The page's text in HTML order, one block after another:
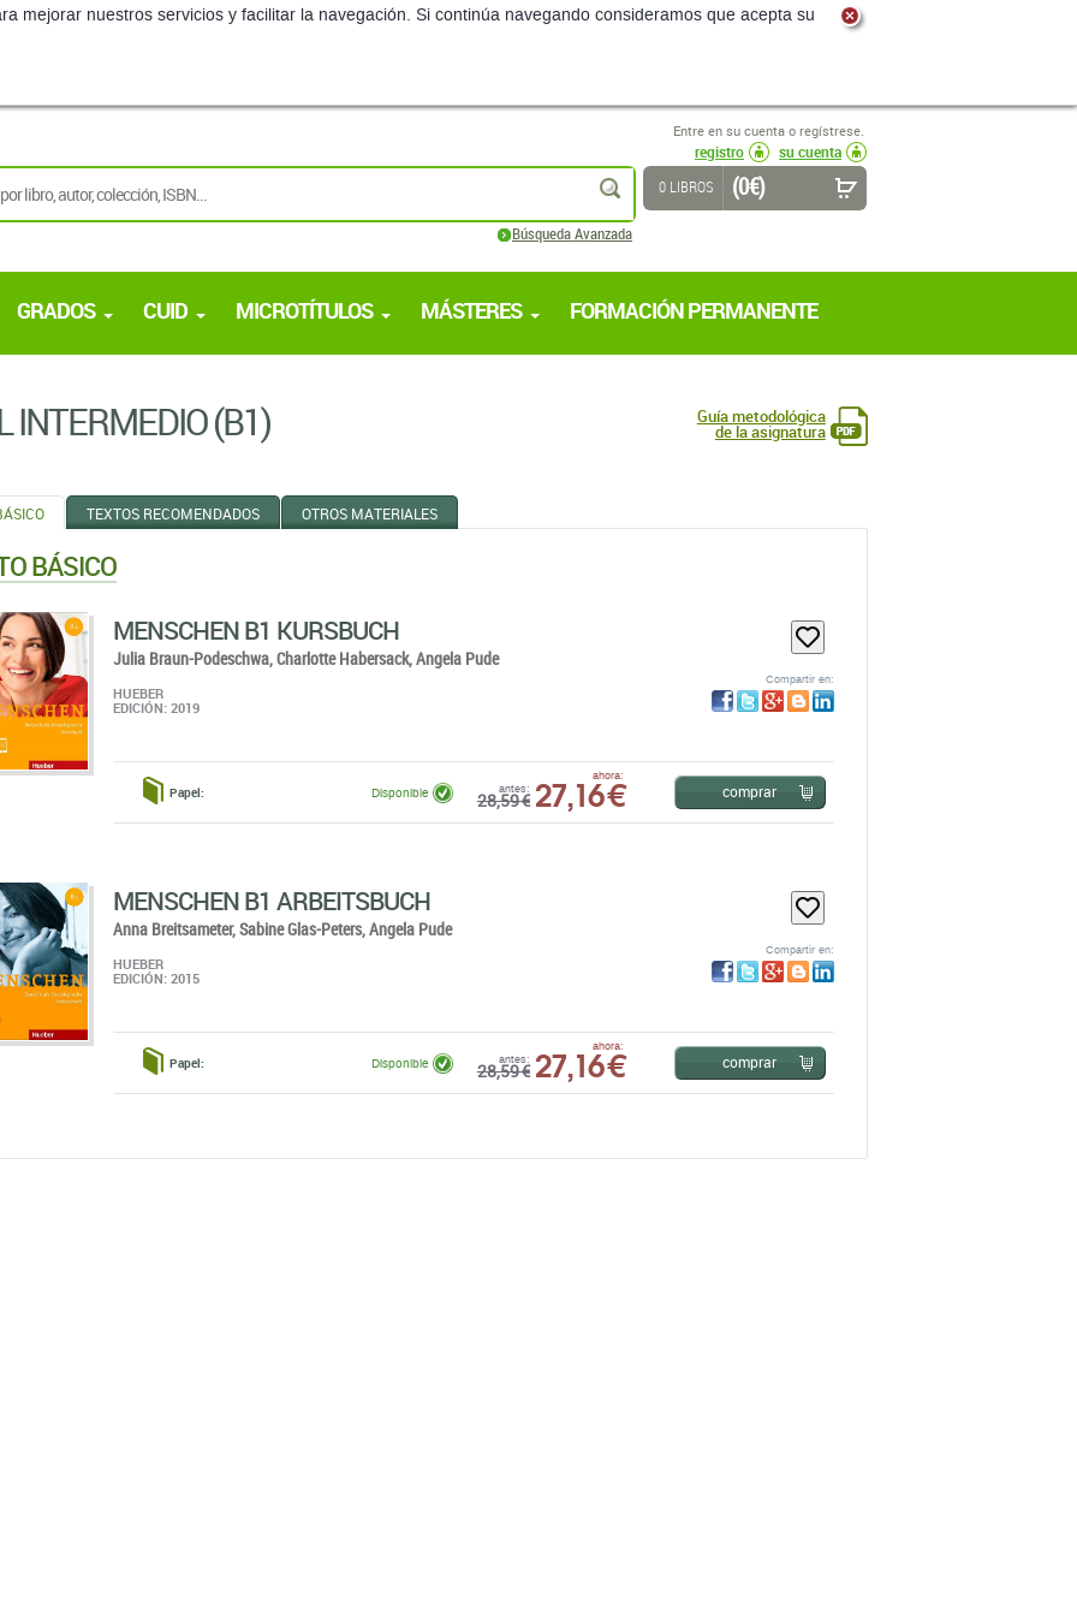
mejorar nuestros servicios y facilitar la navegación. Si continúa navegando consideramos que acepta su
Entre en su cuenta o regístrese.
registro
su cuenta
buscar
Búsqueda Avanzada
0 LIBROS (0 €)
GRADOS CUID MICROTÍTULOS MÁSTERES FORMACIÓN PERMANENTE
INTERMEDIO (B1) Guía metodológica
de la asignatura
TEXTOS RECOMENDADOS OTROS MATERIALES
BÁSICO
MENSCHEN B1 KURSBUCH
Julia Braun-Podeschwa,Charlotte Habersack,Angela Pude
HUEBER
EDICIÓN: 2019
Compartir en:
Papel: antes:
28,59 €
ahora:
27,16 €
Disponible comprar
MENSCHEN B1 ARBEITSBUCH
Anna Breitsameter,Sabine Glas-Peters,Angela Pude
HUEBER
EDICIÓN: 2015
Compartir en:
Papel: antes:
28,59 €
ahora:
27,16 €
Disponible comprar